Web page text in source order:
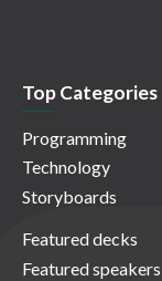
Top Categories
Programming
Technology
Storyboards
Featured decks
Featured speakers